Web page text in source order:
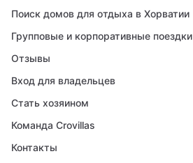
Поиск домов для отдыха в Хорватии
Групповые и корпоративные поездки
Отзывы
Вход для владельцев
Стать хозяином
Команда Crovillas
Контакты